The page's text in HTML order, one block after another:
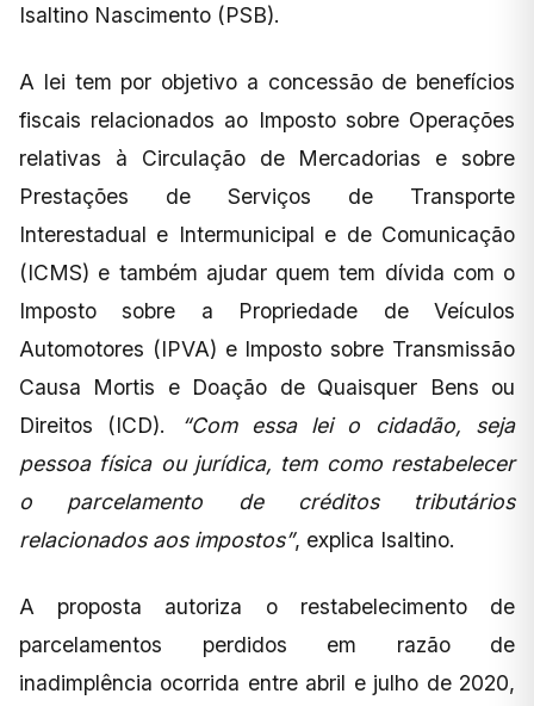
Isaltino Nascimento (PSB).
A lei tem por objetivo a concessão de benefícios
fiscais relacionados ao Imposto sobre Operações
relativas à Circulação de Mercadorias e sobre
Prestações de Serviços de Transporte
Interestadual e Intermunicipal e de Comunicação
(ICMS) e também ajudar quem tem dívida com o
Imposto sobre a Propriedade de Veículos
Automotores (IPVA) e Imposto sobre Transmissão
Causa Mortis e Doação de Quaisquer Bens ou
Direitos (ICD).
“Com essa lei o cidadão, seja
pessoa física ou jurídica, tem como restabelecer
o parcelamento de créditos tributários
relacionados aos impostos”, explica Isaltino.
A proposta autoriza o restabelecimento de
parcelamentos perdidos em razão de
inadimplência ocorrida entre abril e julho de 2020,